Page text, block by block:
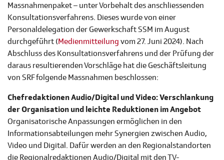
Massnahmenpaket – unter Vorbehalt des anschliessenden
Konsultationsverfahrens. Dieses wurde von einer
Personaldelegation der Gewerkschaft SSM im August
durchgeführt (Medienmitteilung vom 27. Juni 2024). Nach
Abschluss des Konsultationsverfahrens und der Prüfung der
daraus resultierenden Vorschläge hat die Geschäftsleitung
von SRF folgende Massnahmen beschlossen:
Chefredaktionen Audio/Digital und Video: Verschlankung
der Organisation und leichte Reduktionen im Angebot
Organisatorische Anpassungen ermöglichen in den
Informationsabteilungen mehr Synergien zwischen Audio,
Video und Digital. Dafür werden an den Regionalstandorten
die Regionalredaktionen Audio/Digital mit den TV-